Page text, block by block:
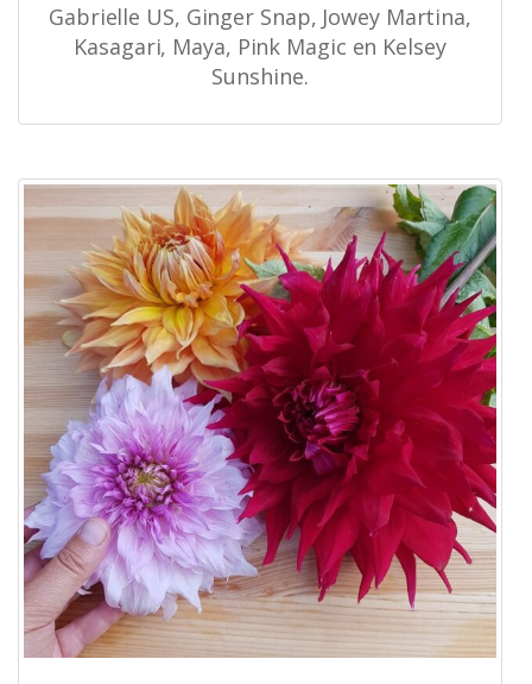
Gabrielle US, Ginger Snap, Jowey Martina,
Kasagari, Maya, Pink Magic en Kelsey
Sunshine.